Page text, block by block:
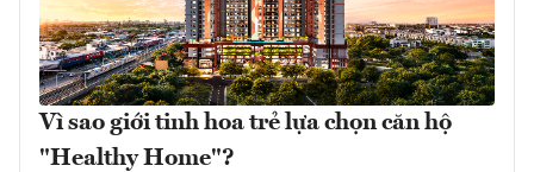
Vì sao giới tinh hoa trẻ lựa chọn căn hộ
"Healthy Home"?